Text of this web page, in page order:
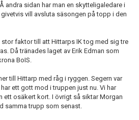
andra sidan har man en skytteligaledare i
vill avsluta säsongen på topp i den
stor faktor till att Hittarps IK tog med sig tre
Då tränades laget av Erik Edman som
BoIS.
till Hittarp med råg i ryggen. Segern var
ett gott mod i truppen just nu. Vi har
ett osäkert kort. I övrigt så siktar Morgan
samma trupp som senast.